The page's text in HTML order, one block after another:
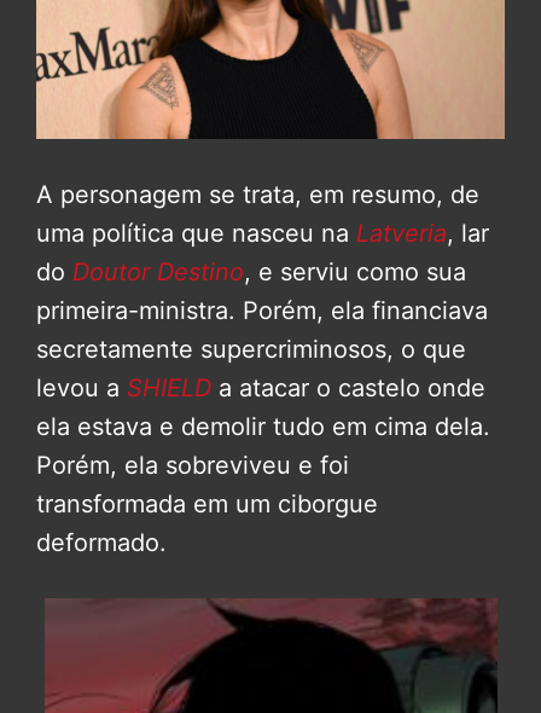
A personagem se trata, em resumo, de
uma política que nasceu na Latveria, lar
do Doutor Destino, e serviu como sua
primeira-ministra. Porém, ela financiava
secretamente supercriminosos, o que
levou a SHIELD a atacar o castelo onde
ela estava e demolir tudo em cima dela.
Porém, ela sobreviveu e foi
transformada em um ciborgue
deformado.